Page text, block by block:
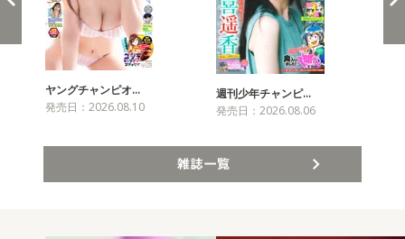
ヤングチャンピオ…
発売日：2026.08.10
週刊少年チャンピ…
発売日：2026.08.06